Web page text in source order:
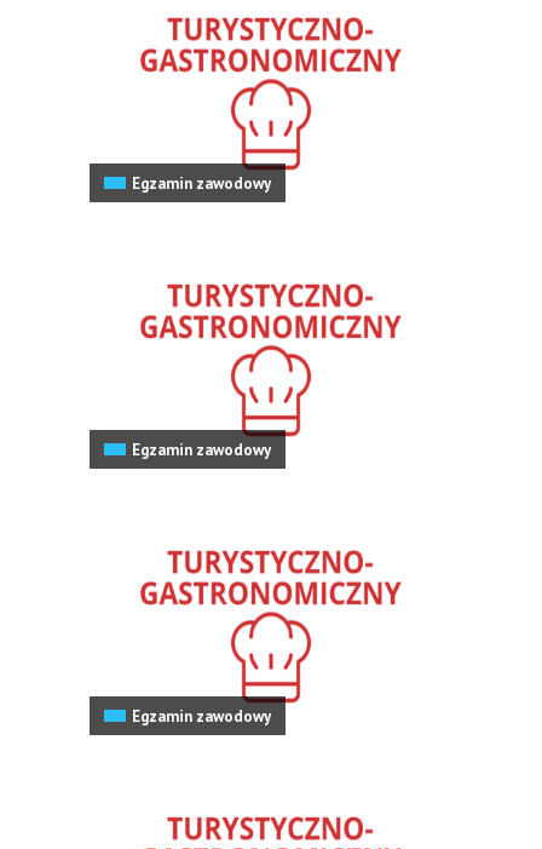
Egzamin zawodowy
Egzamin zawodowy
Egzamin zawodowy